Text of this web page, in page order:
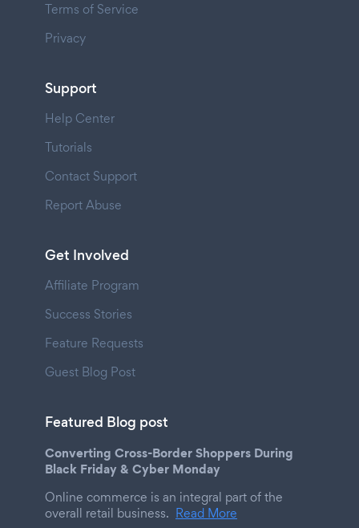
Terms of Service
Privacy
Support
Help Center
Tutorials
Contact Support
Report Abuse
Get Involved
Affiliate Program
Success Stories
Feature Requests
Guest Blog Post
Featured Blog post
Converting Cross-Border Shoppers During
Black Friday & Cyber Monday
Online commerce is an integral part of the
overall retail business. Read More